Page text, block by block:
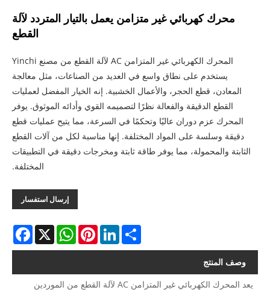
محرك كهربائي غير متزامن يعمل بالتيار المتردد لآلة
القطع
المحرك الكهربائي غير المتزامن AC لآلة القطع من مصنع Yinchi
يستخدم على نطاق واسع في العديد من الصناعات، مثل معالجة
المعادن، قطع الحجر، والأعمال الخشبية. إنه الخيار المفضل لعمليات
القطع الدقيقة والفعالة نظرًا لتصميمه القوي وأدائه الموثوق. يوفر
المحرك عزم دوران عاليًا وتحكمًا في السرعة، مما يتيح عمليات قطع
دقيقة وسلسة على المواد المختلفة. إنها مناسبة لكل من آلات القطع
الثابتة والمحمولة، مما يوفر طاقة ثابتة ومخرجات دقيقة في التطبيقات
المختلفة.
إرسال استفسار
X
WhatsAppPinterestLinkedInShare
وصف المنتج
يعد المحرك الكهربائي غير المتزامن AC لآلة القطع من الموردين